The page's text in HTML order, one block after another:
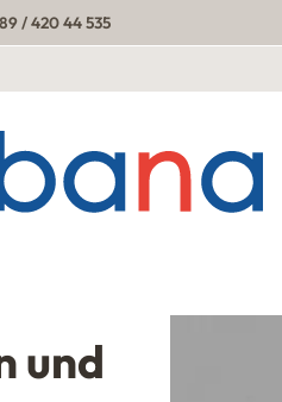
/ 420 44 535
und